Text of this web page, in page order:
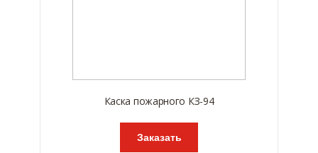
Каска пожарного КЗ-94
Заказать